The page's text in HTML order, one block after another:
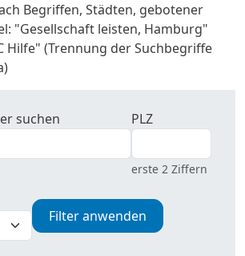
Begriffen, Städten, gebotener
"Gesellschaft leisten, Hamburg"
Hilfe" (Trennung der Suchbegriffe
suchen PLZ
erste 2 Ziffern
Filter anwenden